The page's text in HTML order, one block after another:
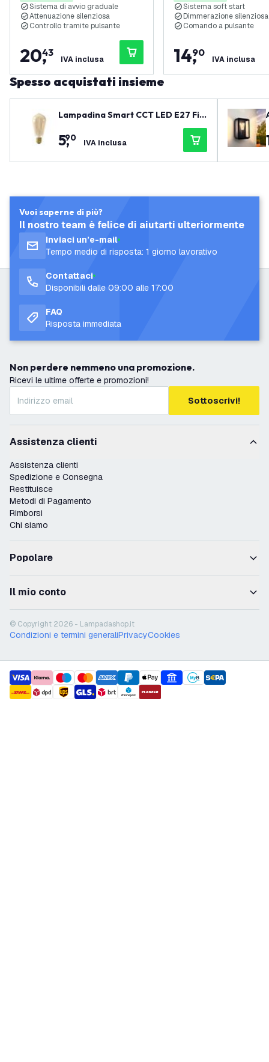
Sistema di avvio graduale
Attenuazione silenziosa
Controllo tramite pulsante
20,
43
IVA inclusa
Sistema soft start
Dimmerazione silenziosa
Comando a pulsante
14,
90
IVA inclusa
Spesso acquistati insieme
Lampadina Smart CCT LED E27 Fil
amento - 1800-3000K - Wifi - Dim
merabile - 7W
5,
90 IVA inclusa
Vuoi saperne di più?
Il nostro team è felice di aiutarti ulteriormente
Inviaci un’e-mail
Tempo medio di risposta: 1 giorno lavorativo
Contattaci
Disponibili dalle 09:00 alle 17:00
FAQ
Risposta immediata
Non perdere nemmeno una promozione.
Ricevi le ultime offerte e promozioni!
Sottoscrivi!
Assistenza clienti
Assistenza clienti
Spedizione e Consegna
Restituisce
Metodi di Pagamento
Rimborsi
Chi siamo
Popolare
Il mio conto
© Copyright 2026 - Lampadashop.it
Condizioni e termini generaliPrivacyCookies
payment methods
shipment methods